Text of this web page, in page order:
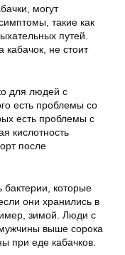
могут
такие как
путей.
кабачок, не стоит
для людей с
есть проблемы со
есть проблемы с
кислотность
после
бактерии, которые
они хранились в
зимой. Люди с
выше сорока
при еде кабачков.